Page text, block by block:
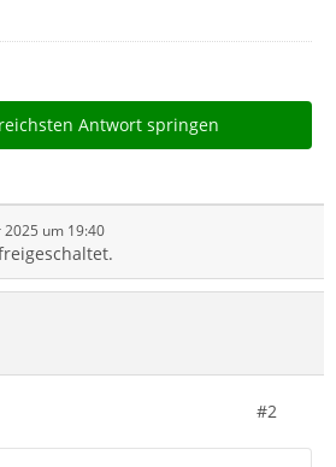
Antwort springen
2025 um 19:40
#2